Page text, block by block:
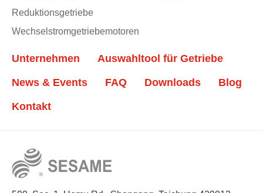
Reduktionsgetriebe
Wechselstromgetriebemotoren
Unternehmen Auswahltool für Getriebe
News & Events FAQ Downloads Blog
Kontakt